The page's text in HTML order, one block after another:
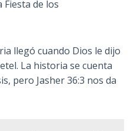
de los
llegó cuando Dios le dijo
La historia se cuenta
pero Jasher 36:3 nos da